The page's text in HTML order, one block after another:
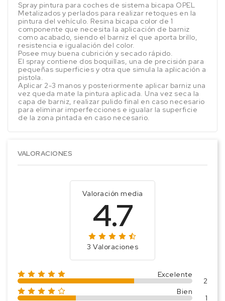
Spray pintura para coches de sistema bicapa OPEL
Metalizados y perlados para realizar retoques en la
pintura del vehículo. Resina bicapa color de 1
componente que necesita la aplicación de barniz
como acabado, siendo el barniz el que aporta brillo,
resistencia e igualación del color.
Posee muy buena cubrición y secado rápido.
El spray contiene dos boquillas, una de precisión para
pequeñas superficies y otra que simula la aplicación a
pistola.
Aplicar 2-3 manos y posteriormente aplicar barniz una
vez queda mate la pintura aplicada. Una vez seca la
capa de barniz, realizar pulido final en caso necesario
para eliminar imperfecciones e igualar la superficie
de la zona pintada en caso necesario.
VALORACIONES
Valoración media
4.7
3 Valoraciones
Excelente
2
Bien
1